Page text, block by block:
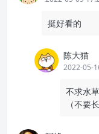
挺好看的
陈大猫
2022-05-
不求水
（不要